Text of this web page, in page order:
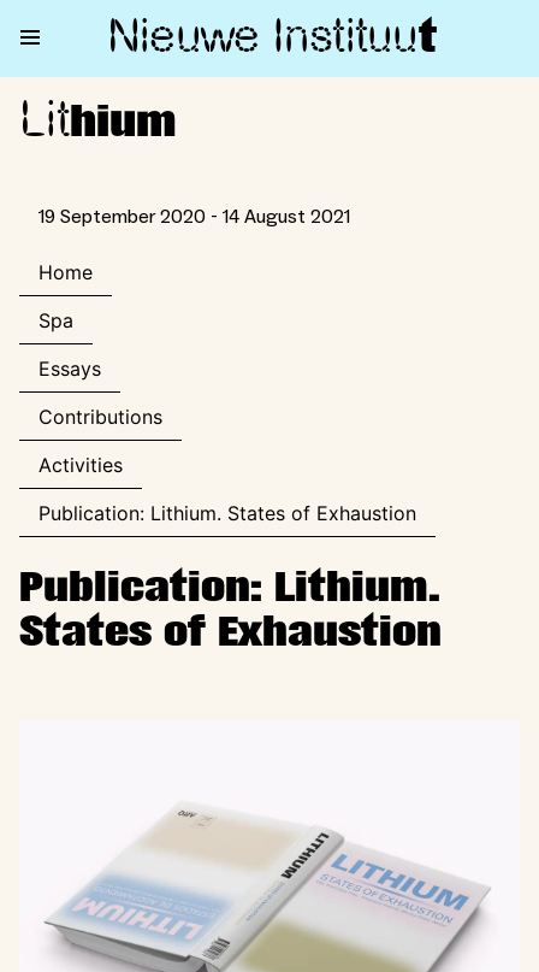
Nieuwe Instituut
Lithium
Lit hium
19 September 2020 - 14 August 2021
Home
Spa
Essays
Contributions
Activities
Publication: Lithium. States of Exhaustion
Publication: Lithium.
States of Exhaustion